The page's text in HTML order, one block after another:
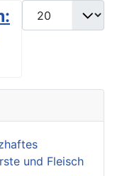
Anzeige #
und Fleisch